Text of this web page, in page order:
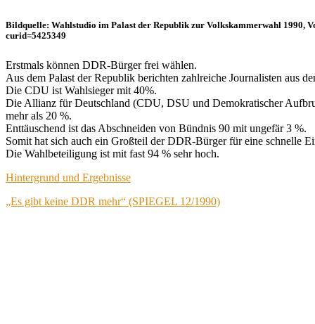
Bildquelle: Wahlstudio im Palast der Republik zur Volkskammerwahl 1990,
curid=5425349
Erstmals können DDR-Bürger frei wählen.
Aus dem Palast der Republik berichten zahlreiche Journalisten aus
Die CDU ist Wahlsieger mit 40%.
Die Allianz für Deutschland (CDU, DSU und Demokratischer
mehr als 20 %.
Enttäuschend ist das Abschneiden von Bündnis 90 mit ungefär 3 %.
Somit hat sich auch ein Großteil der DDR-Bürger für eine schnelle
Die Wahlbeteiligung ist mit fast 94 % sehr hoch.
Hintergrund und Ergebnisse
„Es gibt keine DDR mehr“ (SPIEGEL 12/1990)